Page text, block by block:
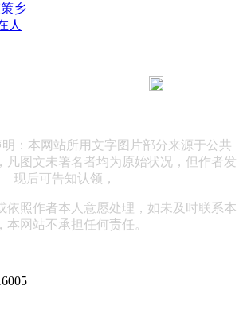
乡
人
：本网站所用文字图片部分来源于公共
凡图文未署名者均为原始状况，但作者发
现后可告知认领，
依照作者本人意愿处理，如未及时联系本
本网站不承担任何责任。